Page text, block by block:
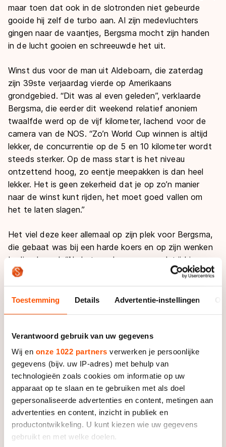
Toestemming Details Advertentie-instellingen
Verantwoord gebruik van uw gegevens
Wij en onze 1022 partners verwerken je persoonlijke
gegevens (bijv. uw IP-adres) met behulp van
technologieën zoals cookies om informatie op uw
apparaat op te slaan en te gebruiken met als doel
gepersonaliseerde advertenties en content, metingen aan
advertenties en content, inzicht in publiek en
productontwikkeling. U kunt kiezen wie uw gegevens
gebruikt en met welke doelen.
maar toen dat ook in de slotronden niet gebeurde
gooide hij zelf de turbo aan. Al zijn medevluchters
gingen naar de vaantjes, Bergsma mocht zijn handen
in de lucht gooien en schreeuwde het uit.
Winst dus voor de man uit Aldeboarn, die zaterdag
zijn 39ste verjaardag vierde op Amerikaans
grondgebied. “Dit was al even geleden”, verklaarde
Bergsma, die eerder dit weekend relatief anoniem
twaalfde werd op de vijf kilometer, lachend voor de
camera van de NOS. “Zo’n World Cup winnen is altijd
lekker, de concurrentie op de 5 en 10 kilometer wordt
steeds sterker. Op de mass start is het niveau
ontzettend hoog, zo eentje meepakken is dan heel
lekker. Het is geen zekerheid dat je op zo’n manier
naar de winst kunt rijden, het moet goed vallen om
het te laten slagen.”
Het viel deze keer allemaal op zijn plek voor Bergsma,
die gebaat was bij een harde koers en op zijn wenken
bediend werd. “Als het een langzame wedstrijd is,
worden die sprintertjes en 1500-metermannen heel
gevaarlijk. Daar heb je geen last meer van als het hard
genoeg gaat, dat was deze keer het geval. Dan kom ik
In de achterhoede hoefde Bart Hoolwerf niet veel
meer te doen na de aanval van Bergsma. Hij sprintte
naar de tiende plek. De Fries was zijn ploegmaat
dankbaar voor het werk in voorbereiding op de aanval.
“Complimenten voor Bart”, vertelde de routinier. “Hij
stapte mee met de tweede actie waardoor ik de
derde keer de ruimte kreeg. Het ging hard en dat was
in ons voordeel, dan kunnen we het als tandem
uitspelen. Dat ging perfect, Bart heeft wat dat